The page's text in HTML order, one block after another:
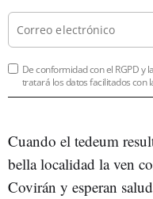
De conformidad con el RGPD y
tratará los datos facilitados con
Cuando el tedeum
bella localidad la ven
Covirán y esperan